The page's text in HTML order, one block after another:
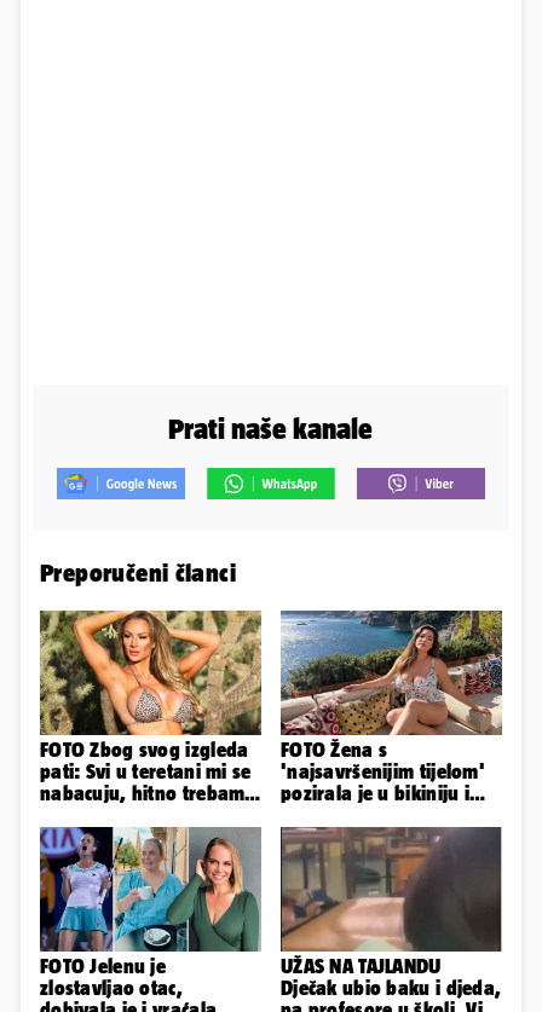
Prati naše kanale
Preporučeni članci
FOTO Zbog svog izgleda
pati: Svi u teretani mi se
nabacuju, hitno trebam
FOTO Žena s
'najsavršenijim tijelom'
pozirala je u bikiniju i
obline...
FOTO Jelenu je
zlostavljao otac,
UŽAS NA TAJLANDU
Dječak ubio baku i djeda,